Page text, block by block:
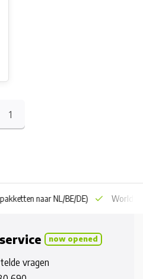
1
naar NL/BE/DE) World
now opened
vragen